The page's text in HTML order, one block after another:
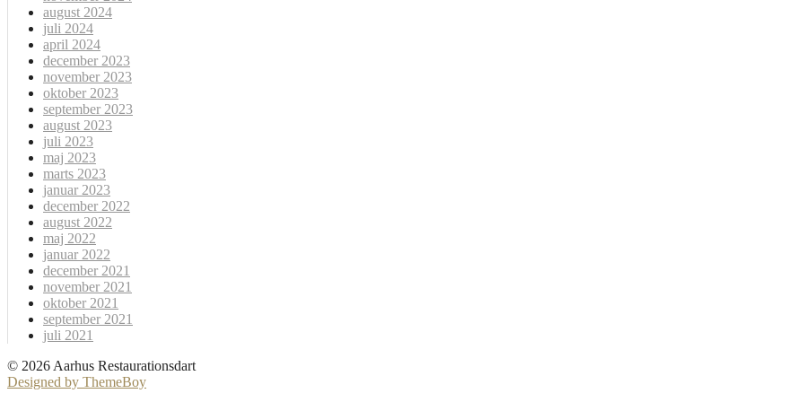
august 2024
juli 2024
april 2024
december 2023
november 2023
oktober 2023
september 2023
august 2023
juli 2023
maj 2023
marts 2023
januar 2023
december 2022
august 2022
maj 2022
januar 2022
december 2021
november 2021
oktober 2021
september 2021
juli 2021
© 2026 Aarhus Restaurationsdart
Designed by ThemeBoy